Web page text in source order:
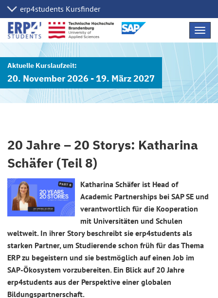
20. November 2026 - 19. März 2027
20 Jahre – 20 Storys: Katharina
Schäfer (Teil 8)
Katharina Schäfer ist Head of
Academic Partnerships bei SAP SE und
verantwortlich für die Kooperation
mit Universitäten und Schulen
weltweit. In ihrer Story beschreibt sie erp4students als
starken Partner, um Studierende schon früh für das Thema
ERP zu begeistern und sie bestmöglich auf einen Job im
SAP-Ökosystem vorzubereiten. Ein Blick auf 20 Jahre
erp4students aus der Perspektive einer globalen
Bildungspartnerschaft.